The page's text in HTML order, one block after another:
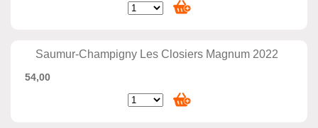
Saumur-Champigny Les Closiers Magnum 2022
54,00